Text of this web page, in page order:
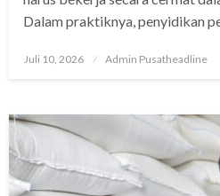
Dalam praktiknya, penyidikan
Posted
Juli 10, 2026 Admin Pusatheadline